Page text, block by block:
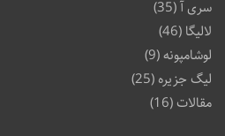
سری آ(35)
لالیگا (46)
لوشامپونه(9)
لیگ جزیره (25)
مقالات(16)